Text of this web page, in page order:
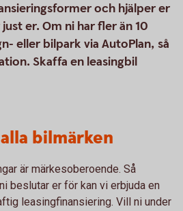
och hjälper er
er. Om ni har fler än 10
eller bilpark via AutoPlan, så
Skaffa en leasingbil
bilmärken
är märkesoberoende. Så
beslutar er för kan vi erbjuda en
leasingfinansiering. Vill ni under